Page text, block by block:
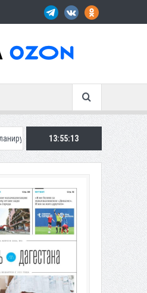
систему для улучшения ситуации с
13:55:14